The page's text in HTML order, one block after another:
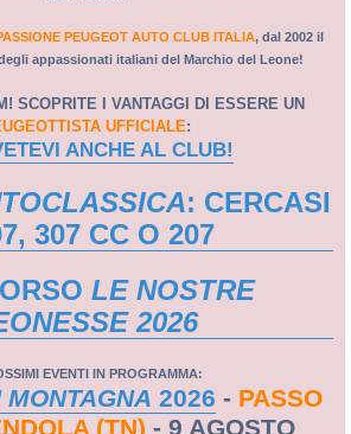
PEUGEOT AUTO CLUB ITALIA, dal 2002 il
appassionati italiani del Marchio del Leone!
SCOPRITE I VANTAGGI DI ESSERE UN
UFFICIALE:
ANCHE AL CLUB!
: CERCASI
307 CC O 207
LE NOSTRE
2026
EVENTI IN PROGRAMMA:
2026 - PASSO
(TN) - 9 AGOSTO